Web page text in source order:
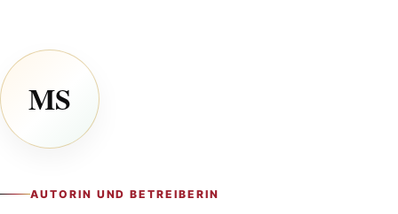
MS
AUTORIN UND BETREIBERIN